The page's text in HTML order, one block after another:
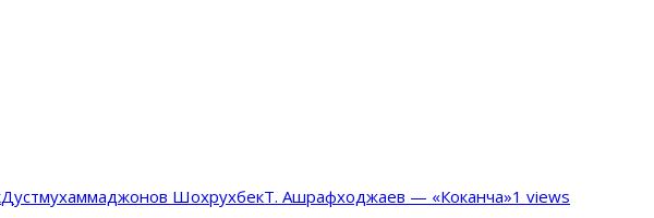
Дустмухаммаджонов ШохрухбекТ. Ашрафходжаев — «Коканча»1 views